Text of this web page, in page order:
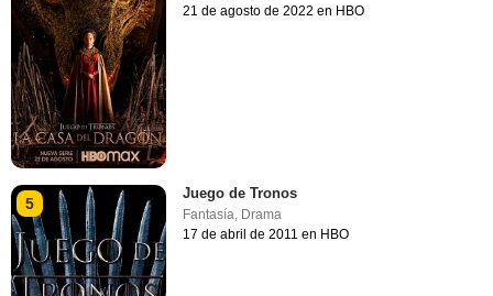
21 de agosto de 2022 en HBO
5
Juego de Tronos
Fantasía, Drama
17 de abril de 2011 en HBO